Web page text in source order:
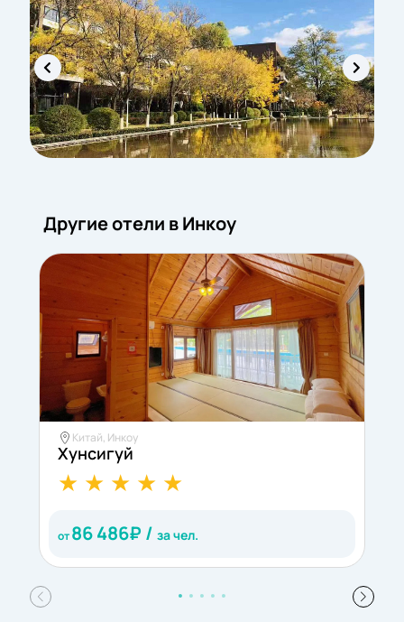
Другие отели в Инкоу
Китай, Инкоу
Хунсигуй
от86 486₽ / за чел.